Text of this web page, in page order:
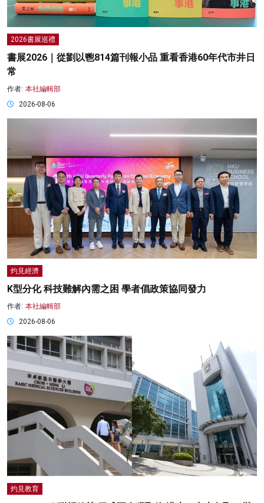
2026書展巡禮
書展2026｜從劉以鬯814篇刊報小品 重看香港60年代市井日
常
作者: 本社編輯部
2026-08-06
灼見經濟
K型分化 科技難解內需之困 學者倡政策協同發力
作者: 本社編輯部
2026-08-06
灼見教育